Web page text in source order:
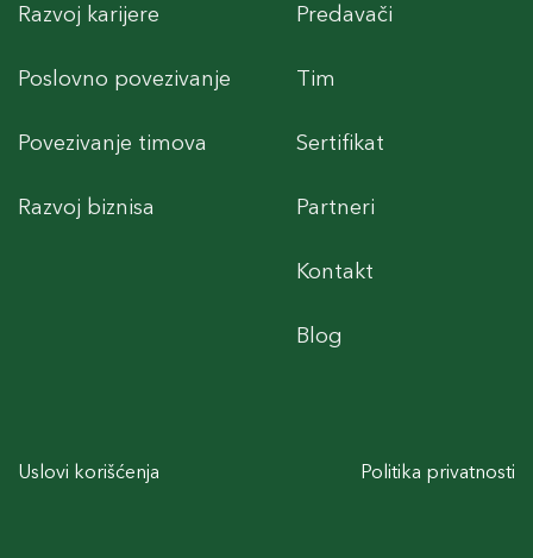
Razvoj karijere
Poslovno povezivanje
Povezivanje timova
Razvoj biznisa
Predavači
Tim
Sertifikat
Partneri
Kontakt
Blog
Uslovi korišćenja Politika privatnosti